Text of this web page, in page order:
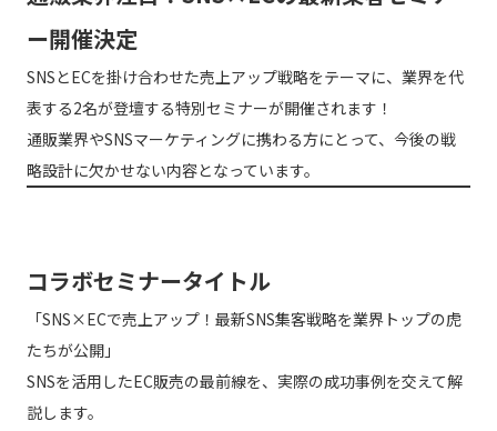
ー開催決定
SNSとECを掛け合わせた売上アップ戦略をテーマに、業界を代
表する2名が登壇する特別セミナーが開催されます！
通販業界やSNSマーケティングに携わる方にとって、今後の戦
略設計に欠かせない内容となっています。
コラボセミナータイトル
「SNS×ECで売上アップ！最新SNS集客戦略を業界トップの虎
たちが公開」
SNSを活用したEC販売の最前線を、実際の成功事例を交えて解
説します。